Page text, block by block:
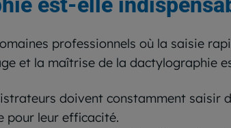
professionnels où la saisie
et la maîtrise de la dactylographie
doivent constamment saisir
pour leur efficacité.